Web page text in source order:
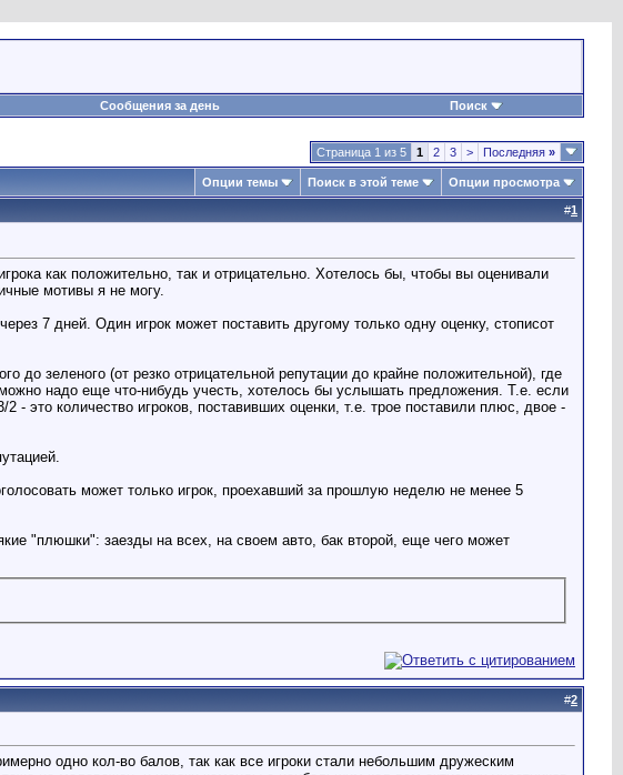
Сообщения за день Поиск
Страница 1 из 5 1 2 3 > Последняя »
Опции темы Поиск в этой теме Опции просмотра
#1
как положительно, так и отрицательно. Хотелось бы, чтобы вы оценивали
мотивы я не могу.
7 дней. Один игрок может поставить другому только одну оценку, стописот
зеленого (от резко отрицательной репутации до крайне положительной), где
надо еще что-нибудь учесть, хотелось бы услышать предложения. Т.е. если
- это количество игроков, поставивших оценки, т.е. трое поставили плюс, двое -
может только игрок, проехавший за прошлую неделю не менее 5
"плюшки": заезды на всех, на своем авто, бак второй, еще чего может
#2
одно кол-во балов, так как все игроки стали небольшим дружеским